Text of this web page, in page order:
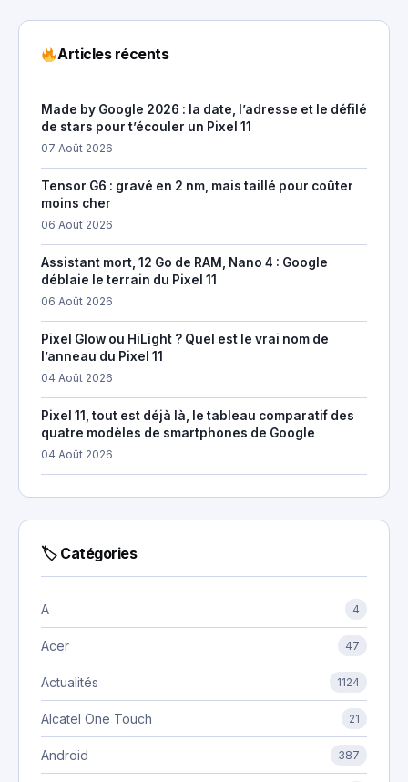
Articles récents
Made by Google 2026 : la date, l’adresse et le défilé
de stars pour t’écouler un Pixel 11
07 Août 2026
Tensor G6 : gravé en 2 nm, mais taillé pour coûter
moins cher
06 Août 2026
Assistant mort, 12 Go de RAM, Nano 4 : Google
déblaie le terrain du Pixel 11
06 Août 2026
Pixel Glow ou HiLight ? Quel est le vrai nom de
l’anneau du Pixel 11
04 Août 2026
Pixel 11, tout est déjà là, le tableau comparatif des
quatre modèles de smartphones de Google
04 Août 2026
🏷 Catégories
A 4
Acer 47
Actualités 1124
Alcatel One Touch 21
Android 387